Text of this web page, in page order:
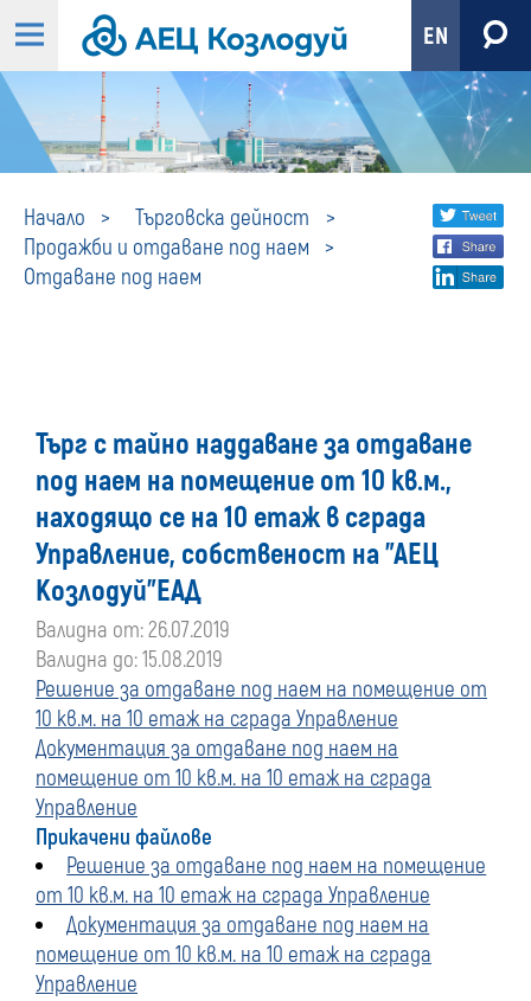
EN
Начало
Търговска дейност
Продажби и отдаване под наем
Отдаване под наем
ОтдаванеShare
social
Търг с тайно наддаване за отдаване
под наем на помещение от 10 кв.м.,
находящо се на 10 етаж в сграда
Управление, собственост на "АЕЦ
Козлодуй"ЕАД
Валидна от: 26.07.2019
Валидна до: 15.08.2019
Решение за отдаване под наем на помещение от
10 кв.м. на 10 етаж на сграда Управление
Документация за отдаване под наем на
помещение от 10 кв.м. на 10 етаж на сграда
Управление
Прикачени файлове
Решение за отдаване под наем на помещение
от 10 кв.м. на 10 етаж на сграда Управление
Документация за отдаване под наем на
помещение от 10 кв.м. на 10 етаж на сграда
Управление